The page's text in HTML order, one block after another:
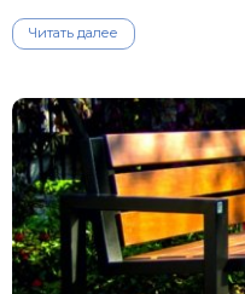
Читать далее